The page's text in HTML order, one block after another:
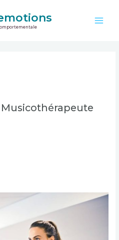
Musicothérapeute